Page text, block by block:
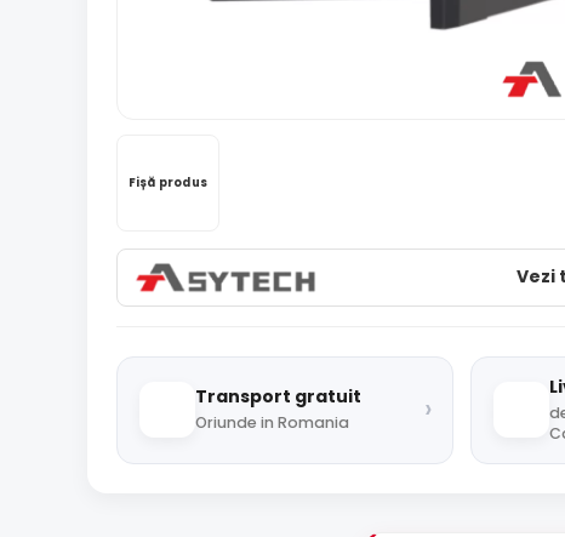
Fișă produs
Vezi
Transport gratuit
Oriunde in Romania ›